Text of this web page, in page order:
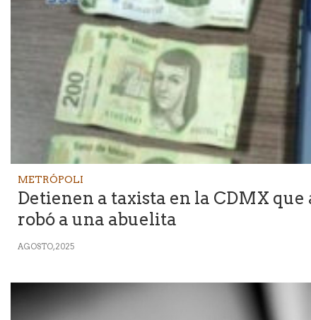
METRÓPOLI
Detienen a taxista en la CDMX que
robó a una abuelita
AGOSTO, 2025